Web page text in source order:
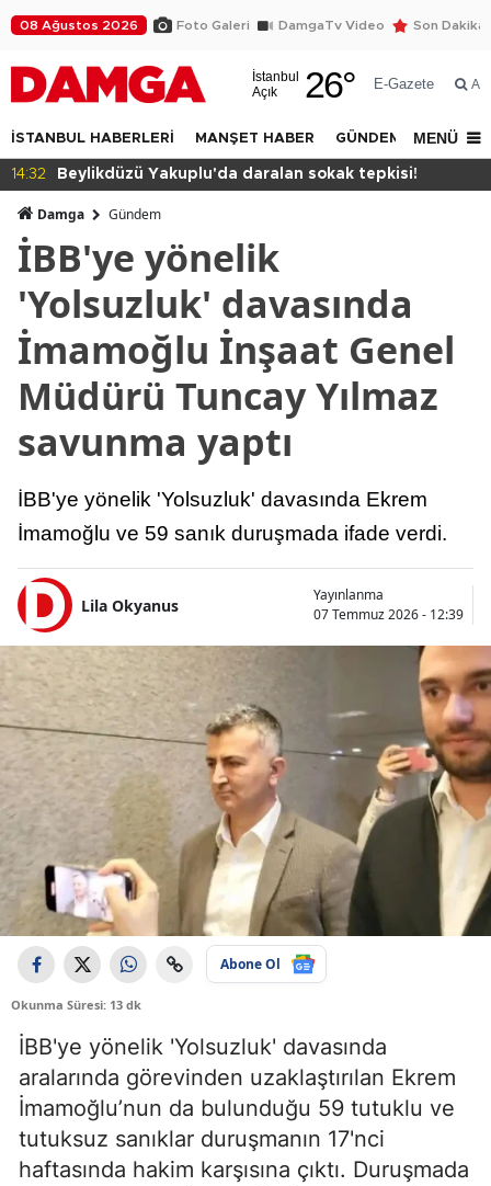
08 Ağustos 2026 Foto Galeri DamgaTv Video Son Dakika
İstanbul
Açık
26° E-Gazete Ara
İSTANBUL HABERLERİ MANŞET HABER GÜNDEM DÜNYA
MENÜ
14:32 Beylikdüzü Yakuplu'da daralan sokak tepkisi!
Damga Gündem
İBB'ye yönelik
'Yolsuzluk' davasında
İmamoğlu İnşaat Genel
Müdürü Tuncay Yılmaz
savunma yaptı
İBB'ye yönelik 'Yolsuzluk' davasında Ekrem
İmamoğlu ve 59 sanık duruşmada ifade verdi.
Lila Okyanus
Yayınlanma
07 Temmuz 2026 - 12:39
Abone Ol
Okunma Süresi: 13 dk
İBB'ye yönelik 'Yolsuzluk' davasında
aralarında görevinden uzaklaştırılan Ekrem
İmamoğlu’nun da bulunduğu 59 tutuklu ve
tutuksuz sanıklar duruşmanın 17'nci
haftasında hakim karşısına çıktı. Duruşmada